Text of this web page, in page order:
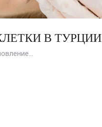
В ТУРЦИИ